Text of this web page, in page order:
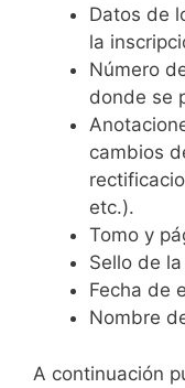
Datos de
la
Número
donde se
cambios
etc.).
Tomo y
Sello de
Fecha de
Nombre
A continuación